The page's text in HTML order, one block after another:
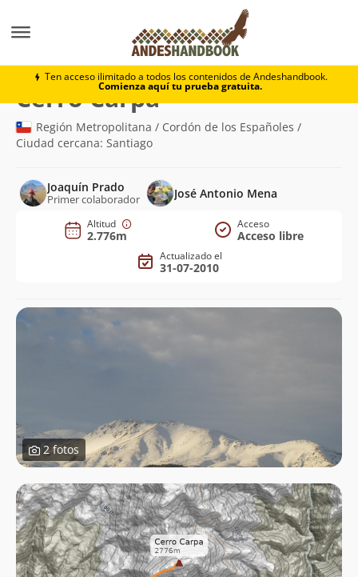
Ten acceso ilimitado a todos los contenidos de Andeshandbook.
Comienza aquí tu prueba gratuita.
Cerro Carpa
Cerro Carpa(2.776m)
Región Metropolitana / Cordón de los Españoles /
Ciudad cercana: Santiago
Joaquín Prado
Primer colaborador José Antonio Mena
Altitud
2.776m
Acceso
Acceso libre
Actualizado el
31-07-2010
2 fotos